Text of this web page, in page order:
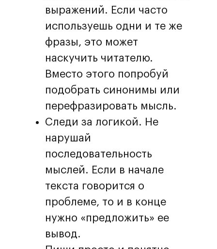
выражений. Если часто
используешь одни и те же
фразы, это может
наскучить читателю.
Вместо этого попробуй
подобрать синонимы или
перефразировать мысль.
Следи за логикой. Не
нарушай
последовательность
мыслей. Если в начале
текста говорится о
проблеме, то и в конце
нужно «предложить» ее
вывод.